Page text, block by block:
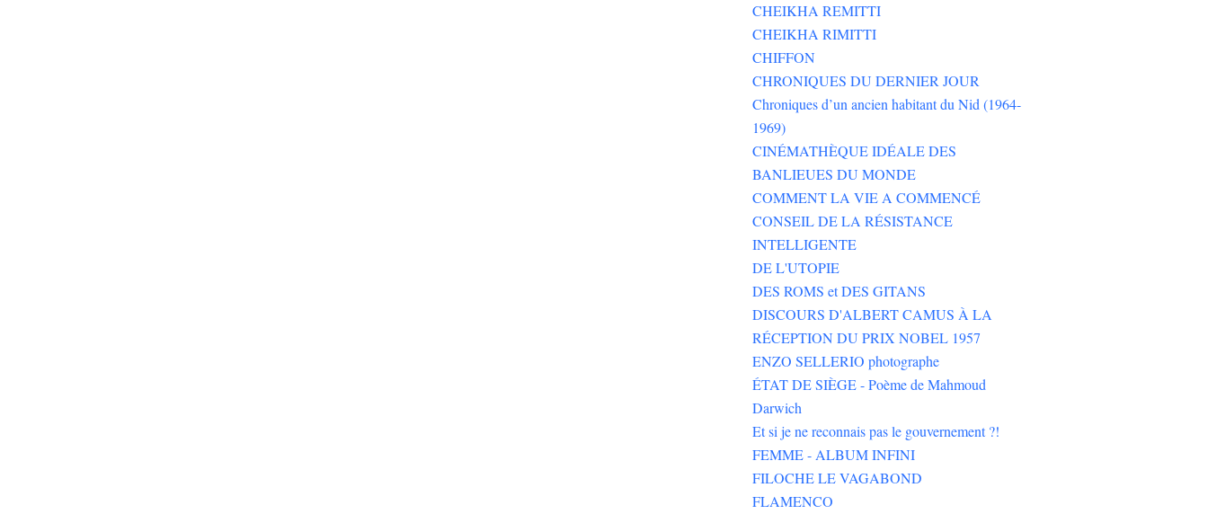
CHEIKHA REMITTI
CHEIKHA RIMITTI
CHIFFON
CHRONIQUES DU DERNIER JOUR
Chroniques d’un ancien habitant du Nid (1964-
1969)
CINÉMATHÈQUE IDÉALE DES
BANLIEUES DU MONDE
COMMENT LA VIE A COMMENCÉ
CONSEIL DE LA RÉSISTANCE
INTELLIGENTE
DE L'UTOPIE
DES ROMS et DES GITANS
DISCOURS D'ALBERT CAMUS À LA
RÉCEPTION DU PRIX NOBEL 1957
ENZO SELLERIO photographe
ÉTAT DE SIÈGE - Poème de Mahmoud
Darwich
Et si je ne reconnais pas le gouvernement ?!
FEMME - ALBUM INFINI
FILOCHE LE VAGABOND
FLAMENCO